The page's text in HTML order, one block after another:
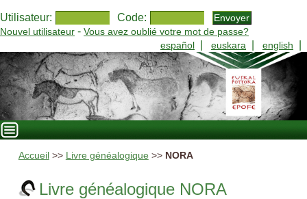
Utilisateur: Code:
Nouvel utilisateur - Vous avez oublié votre mot de passe?
español
euskara english
Accueil >> Livre généalogique >> NORA
Livre généalogique NORA